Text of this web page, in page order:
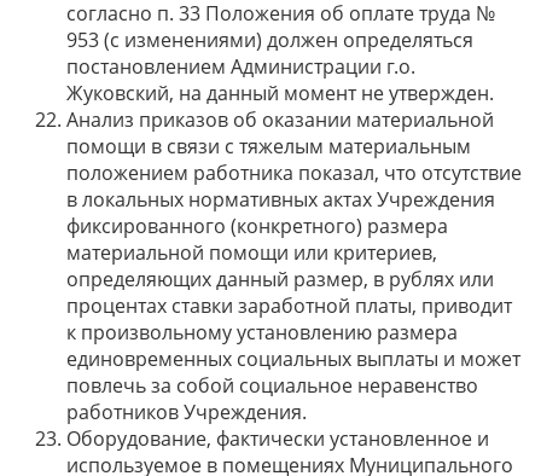
согласно п. 33 Положения об оплате труда №
953 (с изменениями) должен определяться
постановлением Администрации г.о.
Жуковский, на данный момент не утвержден.
Анализ приказов об оказании материальной
помощи в связи с тяжелым материальным
положением работника показал, что отсутствие
в локальных нормативных актах Учреждения
фиксированного (конкретного) размера
материальной помощи или критериев,
определяющих данный размер, в рублях или
процентах ставки заработной платы, приводит
к произвольному установлению размера
единовременных социальных выплаты и может
повлечь за собой социальное неравенство
работников Учреждения.
Оборудование, фактически установленное и
используемое в помещениях Муниципального